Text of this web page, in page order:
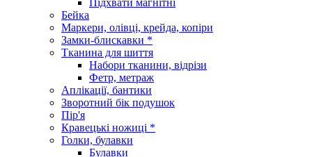
Бейка
Маркери, олівці, крейда, копіри
Замки-блискавки *
Тканина для шиття
Набори тканини, відрізи
Фетр, метраж
Аплікації, бантики
Зворотний бік подушок
Пір'я
Кравецькі ножиці *
Голки, булавки
Булавки